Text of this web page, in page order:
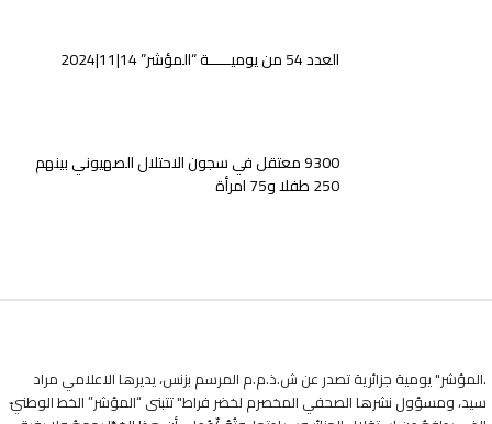
العدد 54 من يوميـــــة “المؤشر” 14|11|2024
9300 معتقل في سجون الاحتلال الصهيوني بينهم
250 طفلا و75 امرأة
.المؤشر" يومية جزائرية تصدر عن ش.ذ.م.م المرسم بزنس، يديرها الاعلامي مراد
سيد، ومسؤول نشرها الصحفي المخصرم لخضر فراط" تتبنى “المؤشر” الخط الوطنيّ